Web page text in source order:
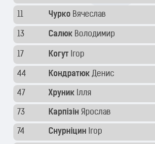
11 Чурко Вячеслав
13 Салюк Володимир
17 Когут Ігор
44 Кондратюк Денис
47 Хруник Ілля
73 Карпізін Ярослав
74 Снурніцин Ігор